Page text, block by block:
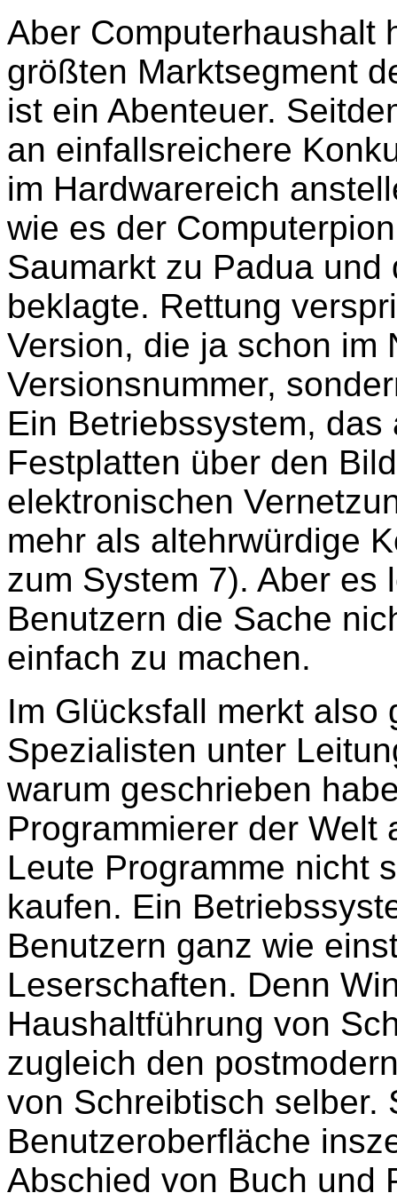
Aber Computerhaushalt
größten Marktsegment
ist ein Abenteuer.
an einfallsreichere
im Hardwarereich
wie es der
Saumarkt zu Padua
beklagte. Rettung
Version, die ja schon im
Versionsnummer,
Ein Betriebssystem,
Festplatten über den
elektronischen
mehr als altehrwürdige
zum System 7). Aber es
Benutzern die Sache
einfach zu machen.
Im Glücksfall merkt also
Spezialisten unter
warum geschrieben
Programmierer der
Leute Programme nicht
kaufen. Ein
Benutzern ganz wie
Leserschaften. Denn
Haushaltführung von
zugleich den
von Schreibtisch selber.
Benutzeroberfläche
Abschied von Buch und